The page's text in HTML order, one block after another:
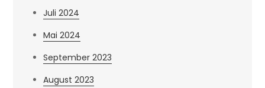
Juli 2024
Mai 2024
September 2023
August 2023